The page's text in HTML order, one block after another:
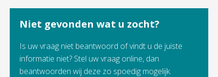
Niet gevonden wat u zocht?
Is uw vraag niet beantwoord of vindt u de juiste
informatie niet? Stel uw vraag online, dan
beantwoorden wij deze zo spoedig mogelijk.